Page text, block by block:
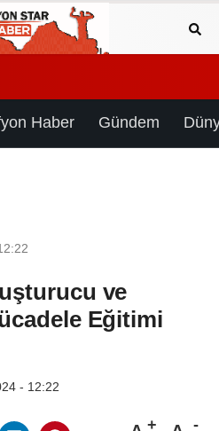
Haber Gündem
ve
Eğitimi
- 12:22